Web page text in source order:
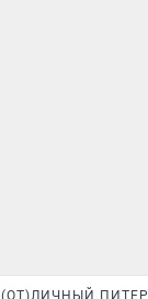
(ОТ)ЛИЧНЫЙ ПИТЕР